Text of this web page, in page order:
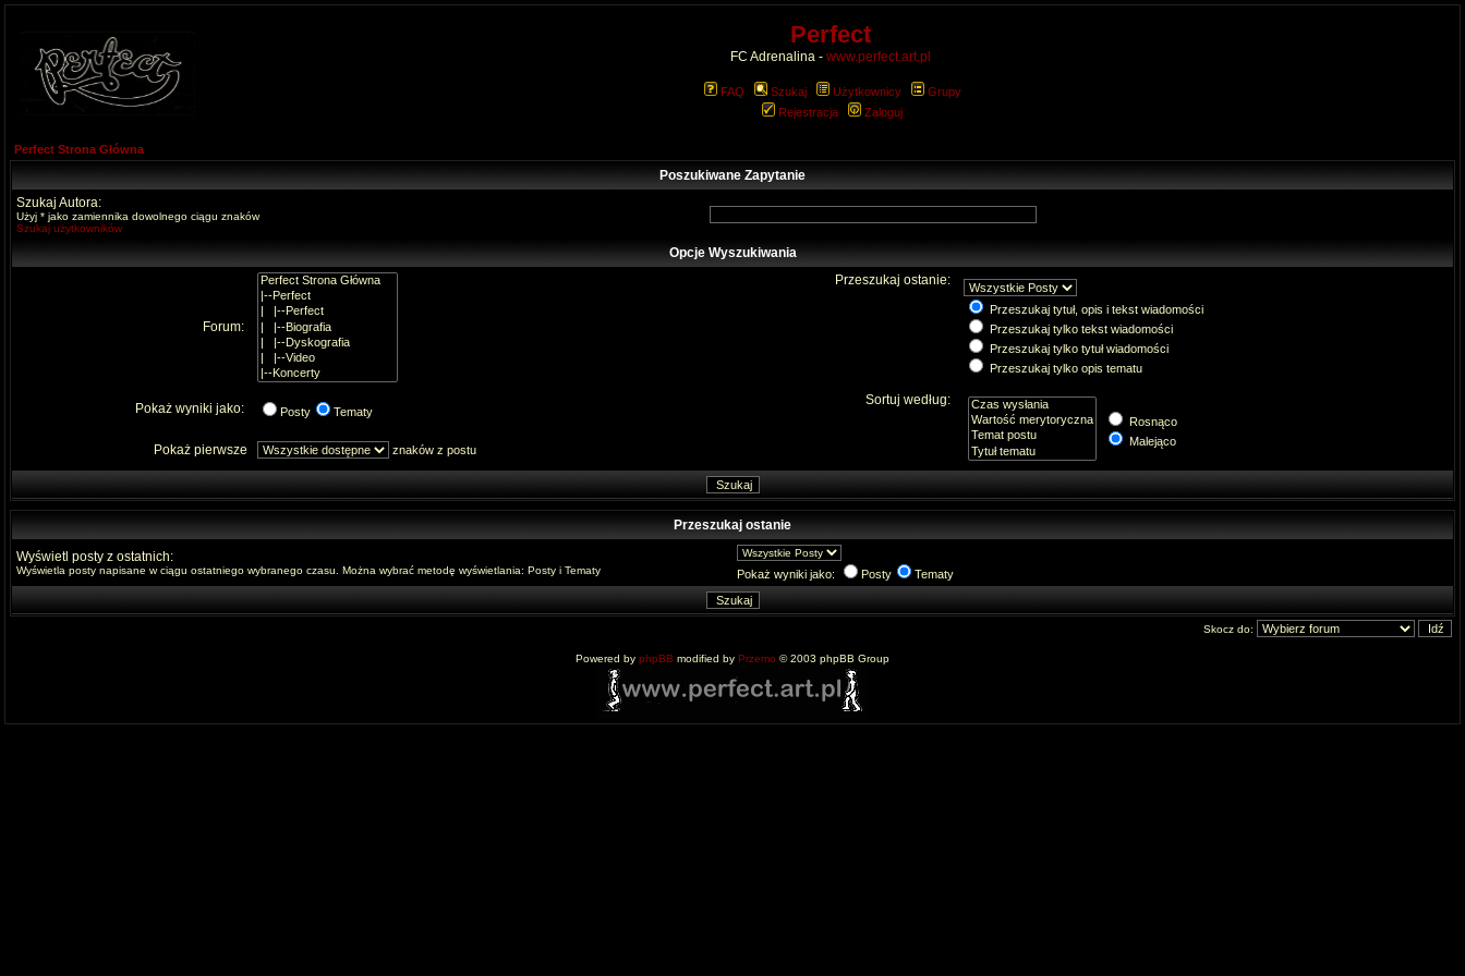
Perfect
FC Adrenalina - www.perfect.art.pl
FAQ Szukaj Użytkownicy
Grupy
Rejestracja
Zaloguj
Perfect Strona Główna
Poszukiwane Zapytanie
Szukaj Autora:
Użyj * jako zamiennika dowolnego ciągu znaków
Szukaj użytkowników
Opcje Wyszukiwania
Forum:
Przeszukaj ostanie:
Przeszukaj tytuł, opis i tekst wiadomości
Przeszukaj tylko tekst wiadomości
Przeszukaj tylko tytuł wiadomości
Przeszukaj tylko opis tematu
Pokaż wyniki jako: Posty Tematy
Sortuj według:
Rosnąco
Malejąco
Pokaż pierwsze znaków z postu
Przeszukaj ostanie
Wyświetl posty z ostatnich:
Wyświetla posty napisane w ciągu ostatniego wybranego czasu. Można wybrać metodę wyświetlania: Posty i Tematy Pokaż wyniki jako: Posty Tematy
Skocz do:
Powered by phpBB modified by Przemo © 2003 phpBB Group